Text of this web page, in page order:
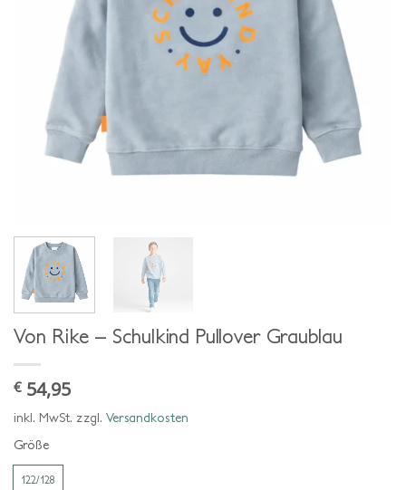
Von Rike – Schulkind Pullover Graublau
€ 54,95
inkl. MwSt. zzgl. Versandkosten
Größe
122/128